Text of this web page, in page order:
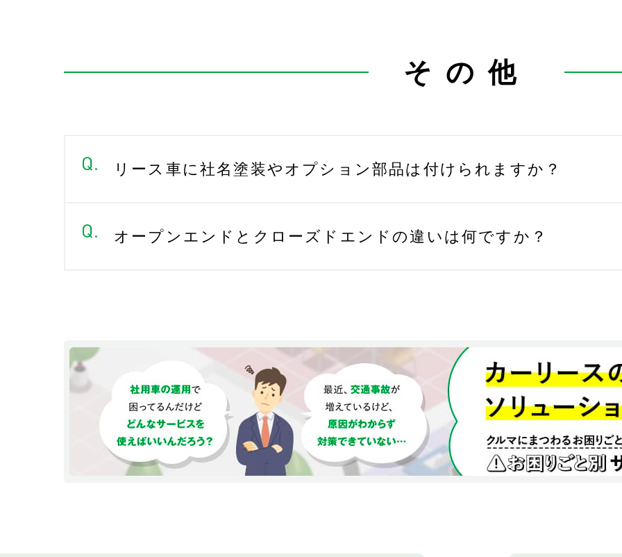
その他
リース車に社名塗装やオプション部品は付けられますか？
オープンエンドとクローズドエンドの違いは何ですか？